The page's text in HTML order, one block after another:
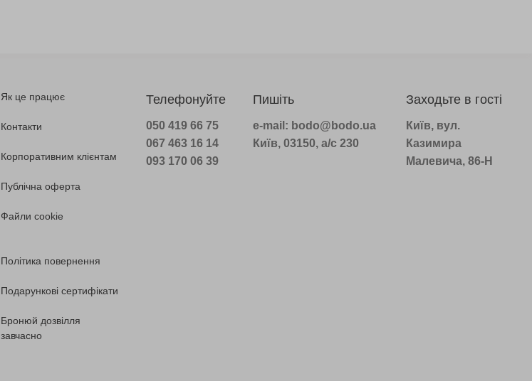
Як це працює
Контакти
Корпоративним клієнтам
Публічна оферта
Файли cookie
Політика повернення
Подарункові сертифікати
Бронюй дозвілля
завчасно
Телефонуйте
050 419 66 75
067 463 16 14
093 170 06 39
Пишіть
e-mail: bodo@bodo.ua
Київ, 03150, а/с 230
Заходьте в гості
Київ, вул.
Казимира
Малевича, 86-Н